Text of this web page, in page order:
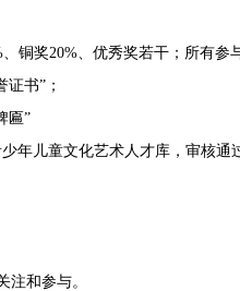
、铜奖20%、优秀奖若干；所有参
证书”；
匾”
年儿童文化艺术人才库，审核通
注和参与。